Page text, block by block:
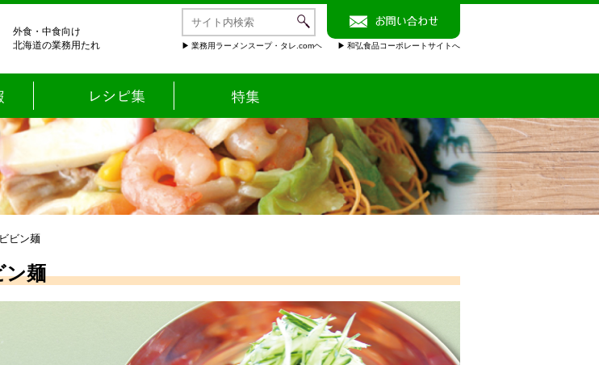
外食・中食向け
北海道の業務用たれ
業務用ラーメンスープ・タレ.comヘ 和弘食品コーポレートサイトへ
ビン麺
ン麺